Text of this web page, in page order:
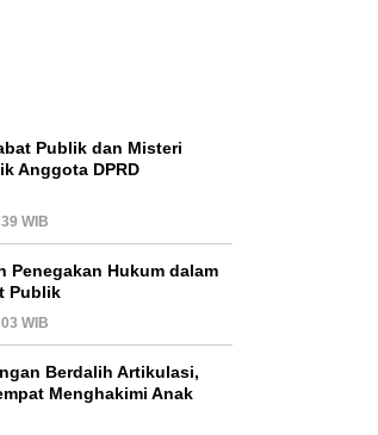
Publik dan Misteri
Anggota DPRD
WIB
Penegakan Hukum dalam
Publik
WIB
Berdalih Artikulasi,
Menghakimi Anak